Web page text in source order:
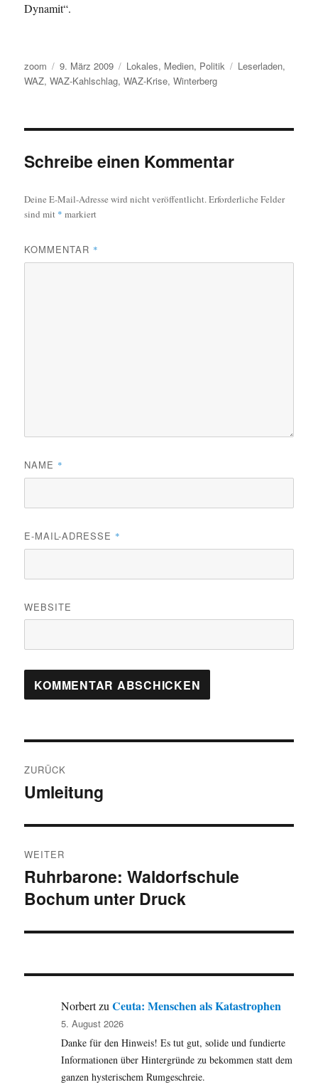
Dynamit“.
Autor
zoom
Veröffentlicht
am
9. März 2009 Kategorien
Lokales, Medien, Politik Schlagwörter
Leserladen,
WAZ,WAZ-Kahlschlag,WAZ-Krise,Winterberg
Schreibe einen Kommentar
Deine E-Mail-Adresse wird nicht veröffentlicht.Erforderliche Felder
sind mit * markiert
KOMMENTAR *
NAME *
E-MAIL-ADRESSE *
WEBSITE
ZURÜCK
Vorheriger
Umleitung
WEITER
Nächster
Beitrag:
Ruhrbarone: Waldorfschule
Bochum unter Druck
NorbertzuCeuta: Menschen als Katastrophen
5. August 2026
Danke für den Hinweis! Es tut gut, solide und fundierte
Informationen über Hintergründe zu bekommen statt dem
ganzen hysterischem Rumgeschreie.